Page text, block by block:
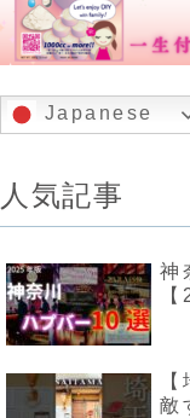
Japanese
人気記事
神
敵